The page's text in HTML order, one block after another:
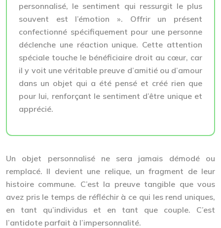
personnalisé, le sentiment qui ressurgit le plus
souvent est l’émotion ». Offrir un présent
confectionné spécifiquement pour une personne
déclenche une réaction unique. Cette attention
spéciale touche le bénéficiaire droit au cœur, car
il y voit une véritable preuve d’amitié ou d’amour
dans un objet qui a été pensé et créé rien que
pour lui, renforçant le sentiment d’être unique et
apprécié.
Un objet personnalisé ne sera jamais démodé ou
remplacé. Il devient une relique, un fragment de leur
histoire commune. C’est la preuve tangible que vous
avez pris le temps de réfléchir à ce qui les rend uniques,
en tant qu’individus et en tant que couple. C’est
l’antidote parfait à l’impersonnalité.